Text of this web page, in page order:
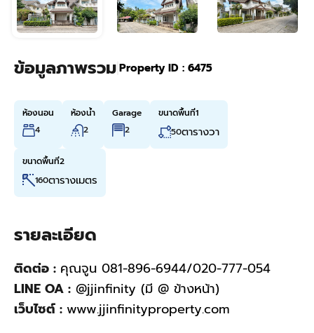
ข้อมูลภาพรวมProperty ID : 6475
ห้องนอน
4
ห้องน้ำ
2
Garage
2
ขนาดพื้นที่1
50ตารางวา
ขนาดพื้นที่2
160ตารางเมตร
รายละเอียด
ติดต่อ : คุณจูน 081-896-6944/020-777-054
LINE OA : @jjinfinity (มี @ ข้างหน้า)
เว็บไซต์ : www.jjinfinityproperty.com